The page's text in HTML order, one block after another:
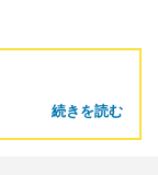
続きを読む